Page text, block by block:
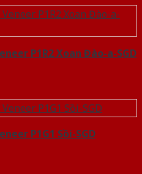
P1R2 Xoan Đào-a-SGD
P1G1 Sồi-SGD